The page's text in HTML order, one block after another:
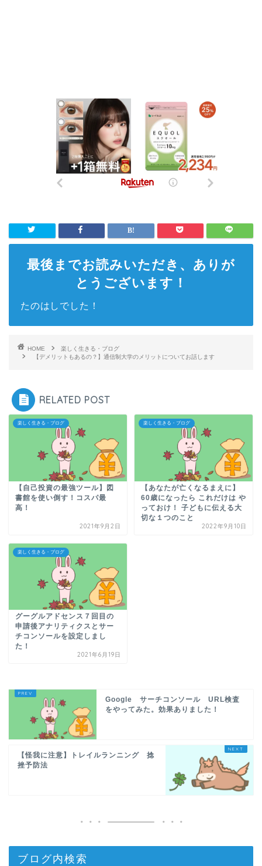
最後までお読みいただき、ありが
とうございます！
たのはしでした！
HOME
楽しく生きる・ブログ
【デメリットもあるの？】通信制大学のメリットについてお話します
RELATED POST
楽しく生きる・ブログ
【自己投資の最強ツール】図
書館を使い倒す！コスパ最
高！
2021年9月2日
楽しく生きる・ブログ
【あなたが亡くなるまえに】
60歳になったら これだけは や
っておけ！ 子どもに伝える大
切な１つのこと
2022年9月10日
楽しく生きる・ブログ
グーグルアドセンス７回目の
申請後アナリティクスとサー
チコンソールを設定しまし
た！
2021年6月19日
Google サーチコンソール URL検査
をやってみた。効果ありました！
【怪我に注意】トレイルランニング 捻
挫予防法
ブログ内検索